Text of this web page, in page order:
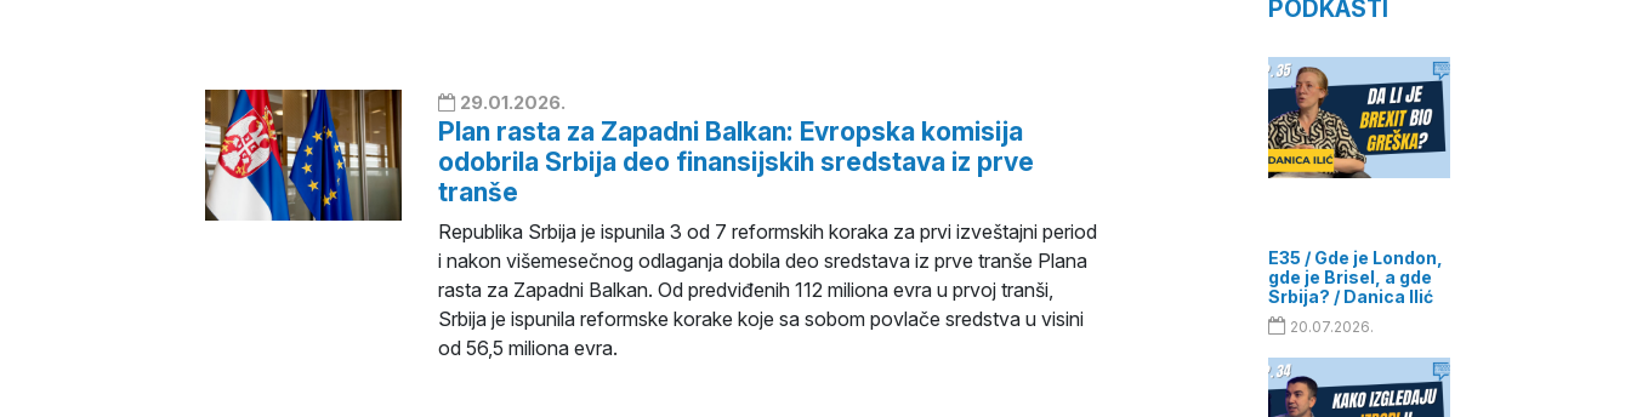
29.01.2026.
Plan rasta za Zapadni Balkan: Evropska komisija
odobrila Srbija deo finansijskih sredstava iz prve
tranše
Republika Srbija je ispunila 3 od 7 reformskih koraka za prvi izveštajni period
i nakon višemesečnog odlaganja dobila deo sredstava iz prve tranše Plana
rasta za Zapadni Balkan. Od predviđenih 112 miliona evra u prvoj tranši,
Srbija je ispunila reformske korake koje sa sobom povlače sredstva u visini
od 56,5 miliona evra.
PODKASTI
E35 / Gde je London,
gde je Brisel, a gde
Srbija? / Danica Ilić
20.07.2026.